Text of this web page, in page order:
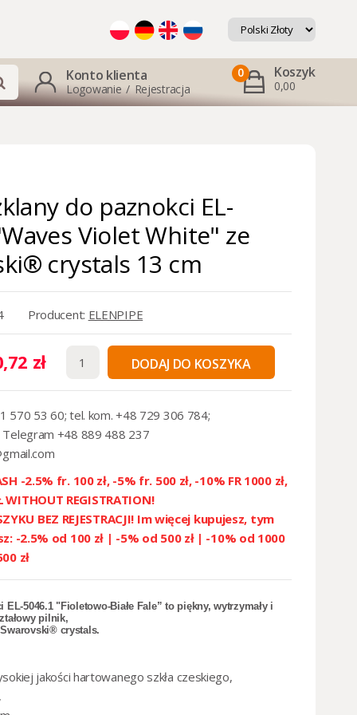
Konto klienta
Logowanie / Rejestracja
0 Koszyk
0,00
do paznokci EL-
Violet White" ze
crystals 13 cm
Producent: ELENPIPE
zł DODAJ DO KOSZYKA
570 53 60; tel. kom. +48 729 306 784;
+48 889 488 237
-2.5% fr. 100 zł, -5% fr. 500 zł, -10% FR 1000 zł,
REGISTRATION!
BEZ REJESTRACJI! Im więcej kupujesz, tym
-2.5% od 100 zł | -5% od 500 zł | -10% od 1000
zł
5046.1 "Fioletowo-Białe Fale” to piękny, wytrzymały i
pilnik,
Swarovski® crystals.
jakości hartowanego szkła czeskiego,